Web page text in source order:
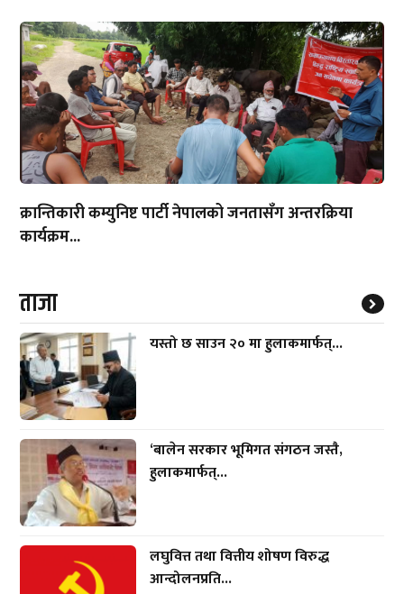
क्रान्तिकारी कम्युनिष्ट पार्टी नेपालको जनतासँग अन्तरक्रिया
कार्यक्रम...
ताजा
यस्तो छ साउन २० मा हुलाकमार्फत्...
‘बालेन सरकार भूमिगत संगठन जस्तै,
हुलाकमार्फत्...
लघुवित्त तथा वित्तीय शोषण विरुद्ध
आन्दोलनप्रति...